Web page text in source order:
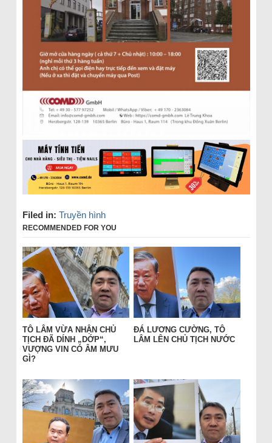
Filed in: Truyền hình
RECOMMENDED FOR YOU
TÔ LÂM VỪA NHẬN CHỦ
TỊCH ĐÃ DÍNH „DỚP“,
VƯỢNG VIN CÓ ÂM MƯU
GÌ?
ĐÁ LƯƠNG CƯỜNG, TÔ
LÂM LÊN CHỦ TỊCH NƯỚC